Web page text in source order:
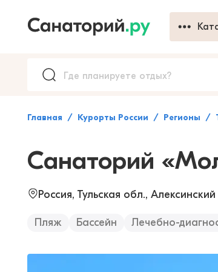
Главная Курорты России Регионы
Санаторий
Россия, Тульская обл.,
Пляж Бассейн Лечебно-